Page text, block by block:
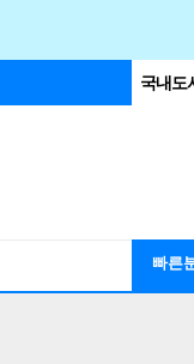
국내도
빠른